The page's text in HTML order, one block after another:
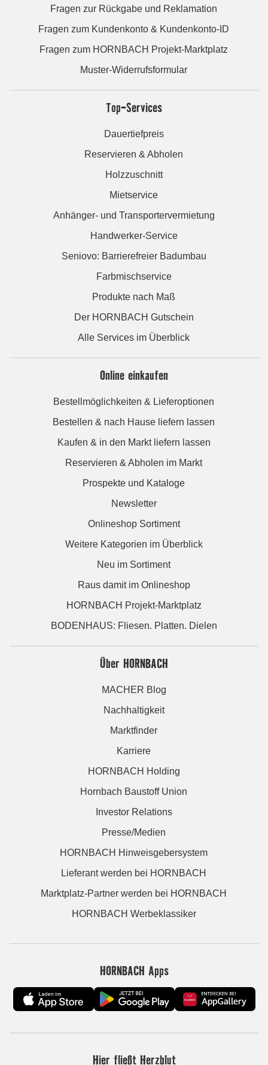
Fragen zur Rückgabe und Reklamation
Fragen zum Kundenkonto & Kundenkonto-ID
Fragen zum HORNBACH Projekt-Marktplatz
Muster-Widerrufsformular
Top-Services
Dauertiefpreis
Reservieren & Abholen
Holzzuschnitt
Mietservice
Anhänger- und Transportervermietung
Handwerker-Service
Seniovo: Barrierefreier Badumbau
Farbmischservice
Produkte nach Maß
Der HORNBACH Gutschein
Alle Services im Überblick
Online einkaufen
Bestellmöglichkeiten & Lieferoptionen
Bestellen & nach Hause liefern lassen
Kaufen & in den Markt liefern lassen
Reservieren & Abholen im Markt
Prospekte und Kataloge
Newsletter
Onlineshop Sortiment
Weitere Kategorien im Überblick
Neu im Sortiment
Raus damit im Onlineshop
HORNBACH Projekt-Marktplatz
BODENHAUS: Fliesen. Platten. Dielen
Über HORNBACH
MACHER Blog
Nachhaltigkeit
Marktfinder
Karriere
HORNBACH Holding
Hornbach Baustoff Union
Investor Relations
Presse/Medien
HORNBACH Hinweisgebersystem
Lieferant werden bei HORNBACH
Marktplatz-Partner werden bei HORNBACH
HORNBACH Werbeklassiker
HORNBACH Apps
Hier fließt Herzblut